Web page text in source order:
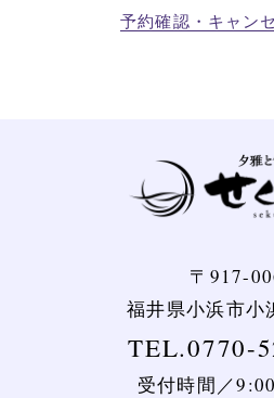
予約確認・キャン
〒917-
福井県小浜市小
TEL.0770-
受付時間／